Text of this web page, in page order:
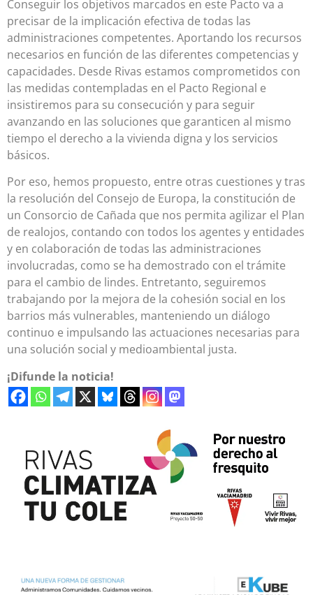
Conseguir los objetivos marcados en este Pacto va a
precisar de la implicación efectiva de todas las
administraciones competentes. Aportando los recursos
necesarios en función de las diferentes competencias y
capacidades. Desde Rivas estamos comprometidos con
las medidas contempladas en el Pacto Regional e
insistiremos para su consecución y para seguir
avanzando en las soluciones que garanticen al mismo
tiempo el derecho a la vivienda digna y los servicios
básicos.
Por eso, hemos propuesto, entre otras cuestiones y tras
la resolución del Consejo de Europa, la constitución de
un Consorcio de Cañada que nos permita agilizar el Plan
de realojos, contando con todos los agentes y entidades
y en colaboración de todas las administraciones
involucradas, como se ha demostrado con el trámite
para el cambio de lindes. Entretanto, seguiremos
trabajando por la mejora de la cohesión social en los
barrios más vulnerables, manteniendo un diálogo
continuo e impulsando las actuaciones necesarias para
una solución social y medioambiental justa.
¡Difunde la noticia!